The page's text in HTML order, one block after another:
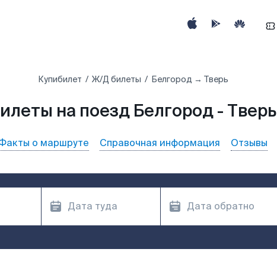
Купибилет Ж/Д билеты Белгород → Тверь
на поезд Белгород - Тверь
о маршруте Справочная информация Отзывы